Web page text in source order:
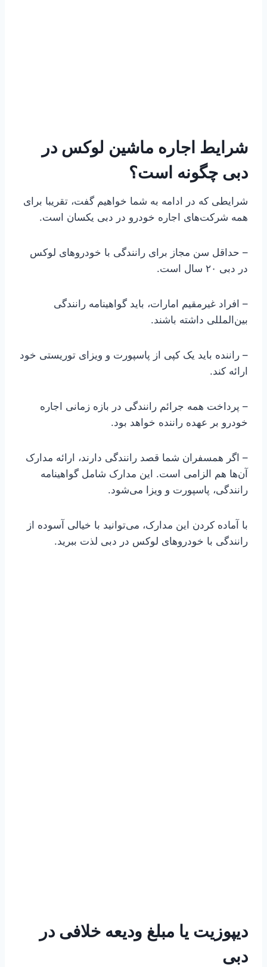
شرایط اجاره ماشین لوکس در
دبی چگونه است؟
شرایطی که در ادامه به شما خواهیم گفت، تقریبا برای
همه شرکت‌های اجاره خودرو در دبی یکسان است.
– حداقل سن مجاز برای رانندگی با خودروهای لوکس
در دبی ۲۰ سال است.
– افراد غیرمقیم امارات، باید گواهینامه رانندگی
بین‌المللی داشته باشند.
– راننده باید یک کپی از پاسپورت و ویزای توریستی خود
ارائه کند.
– پرداخت همه جرائم رانندگی در بازه زمانی اجاره
خودرو بر عهده راننده خواهد بود.
– اگر همسفران شما قصد رانندگی دارند، ارائه مدارک
آن‌ها هم الزامی است. این مدارک شامل گواهینامه
رانندگی، پاسپورت و ویزا می‌شود.
با آماده کردن این مدارک، می‌توانید با خیالی آسوده از
رانندگی با خودروهای لوکس در دبی لذت ببرید.
دیپوزیت یا مبلغ ودیعه خلافی در
دبی